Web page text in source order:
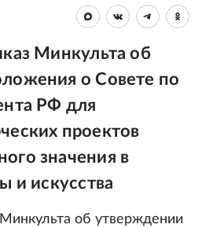
Минкульта об
о Совете по
РФ для
проектов
значения в
и искусства
об утверждении